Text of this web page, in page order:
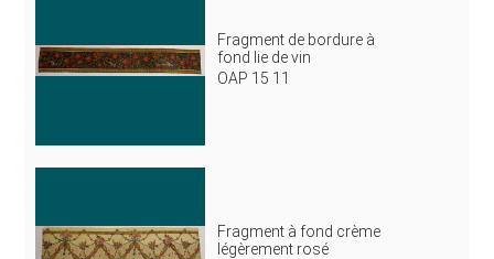
Fragment de bordure à
fond lie de vin
OAP 15 11
Fragment à fond crème
légèrement rosé